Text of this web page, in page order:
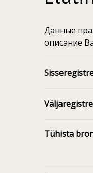
Данные
описание
Tühista